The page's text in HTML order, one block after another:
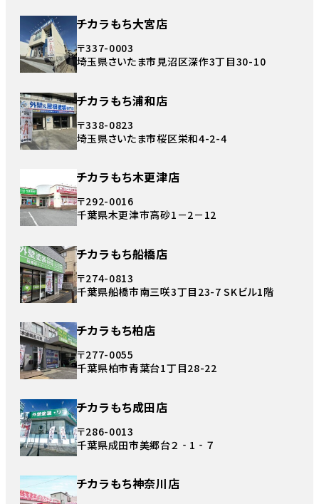
チカラもち大宮店
〒337-0003
埼玉県さいたま市見沼区深作3丁目30-10
チカラもち浦和店
〒338-0823
埼玉県さいたま市桜区栄和4-2-4
チカラもち木更津店
〒292-0016
千葉県木更津市高砂1－2－12
チカラもち船橋店
〒274-0813
千葉県船橋市南三咲3丁目23-7 SKビル1階
チカラもち柏店
〒277-0055
千葉県柏市青葉台1丁目28-22
チカラもち成田店
〒286-0013
千葉県成田市美郷台２‐1‐７
チカラもち神奈川店